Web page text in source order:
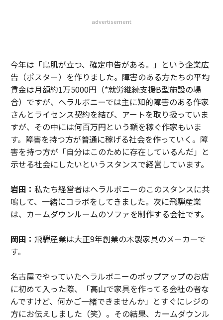
advertisement
今年は「鳥肌が立つ、確定申告がある。」という企業広
告（ポスター）を作りました。障害のある方たちの平均
賃金は月額約1万5000円（*就労継続支援B型施設の場
合）ですが、ヘラルボニーでは主に知的障害のある作家
さんとライセンス契約を結び、アートを取り扱っていま
すが、その中には何百万円という額を稼ぐ作家もいま
す。障害を持つ方が普通に稼げる社会を作っていく。障
害を持つ方が「自分はこのために存在しているんだ」と
示せる社会にしたいというスタンスで経営しています。
岩田： 私たち経営者はヘラルボニーのこのスタンスに共
鳴して、一緒にコラボをしてきました。次に飛騨産業
は、カームダウンルームのソファを制作する会社です。
岡田： 飛騨産業は大正9年創業の木製家具のメーカーで
す。
名古屋でやっていたヘラルボニーのポップアップのお店
に初めて入った際、「高山で家具を作ってる会社の者な
んですけど、何かご一緒できませんか」とすぐにレジの
方にお伝えしました（笑）。その結果、カームダウンル